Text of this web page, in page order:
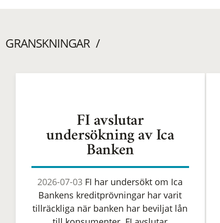
GRANSKNINGAR
FI avslutar
undersökning av Ica
Banken
2026-07-03 FI har undersökt om Ica
Bankens kreditprövningar har varit
tillräckliga när banken har beviljat lån